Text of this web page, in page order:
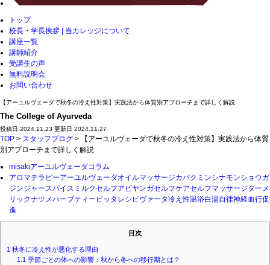
トップ
校長・学長挨拶 | 当カレッジについて
講座一覧
講師紹介
受講生の声
無料説明会
お問い合わせ
【アーユルヴェーダで秋冬の冷え性対策】実践法から体質別アプローチまで詳しく解説
The College of Ayurveda
投稿日 2024.11.23 更新日 2024.11.27
TOP > スタッフブログ > 【アーユルヴェーダで秋冬の冷え性対策】実践法から体質
別アプローチまで詳しく解説
misakiアーユルヴェーダコラム
アロマテラピーアーユルヴェーダオイルマッサージカパクミンシナモンショウガ
ジンジャースパイスミルクセルフアビヤンガセルフケアセルフマッサージターメ
リックナツメハーブティー ピッタ レシピヴァータ冷え性温浴白湯自律神経血行促
進
目次
1 秋冬に冷え性が悪化する理由
1.1 季節ごとの体への影響：秋から冬への移行期とは？